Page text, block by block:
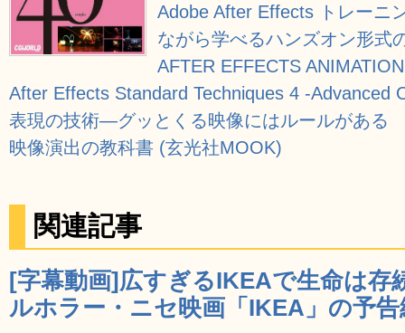
Adobe After Effects トレーニ
ながら学べるハンズオン形式
AFTER EFFECTS
After Effects Standard Techniques 4 -Advanced
表現の技術―グッとくる映像にはルールがある
映像演出の教科書 (玄光社MOOK)
関連記事
[字幕動画]広すぎるIKEAで生命は
ルホラー・ニセ映画「IKEA」の予